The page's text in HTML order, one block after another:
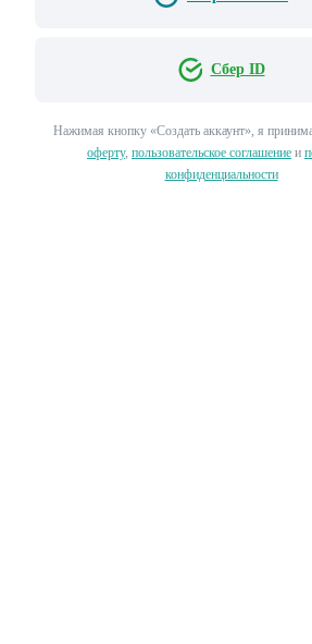
Сбер ID
Нажимая кнопку «‎Создать аккаунт»‎, я
оферту, пользовательское соглашение и
конфиденциальности